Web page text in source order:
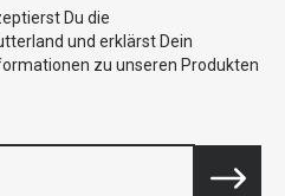
Du die
und erklärst Dein
zu unseren Produkten